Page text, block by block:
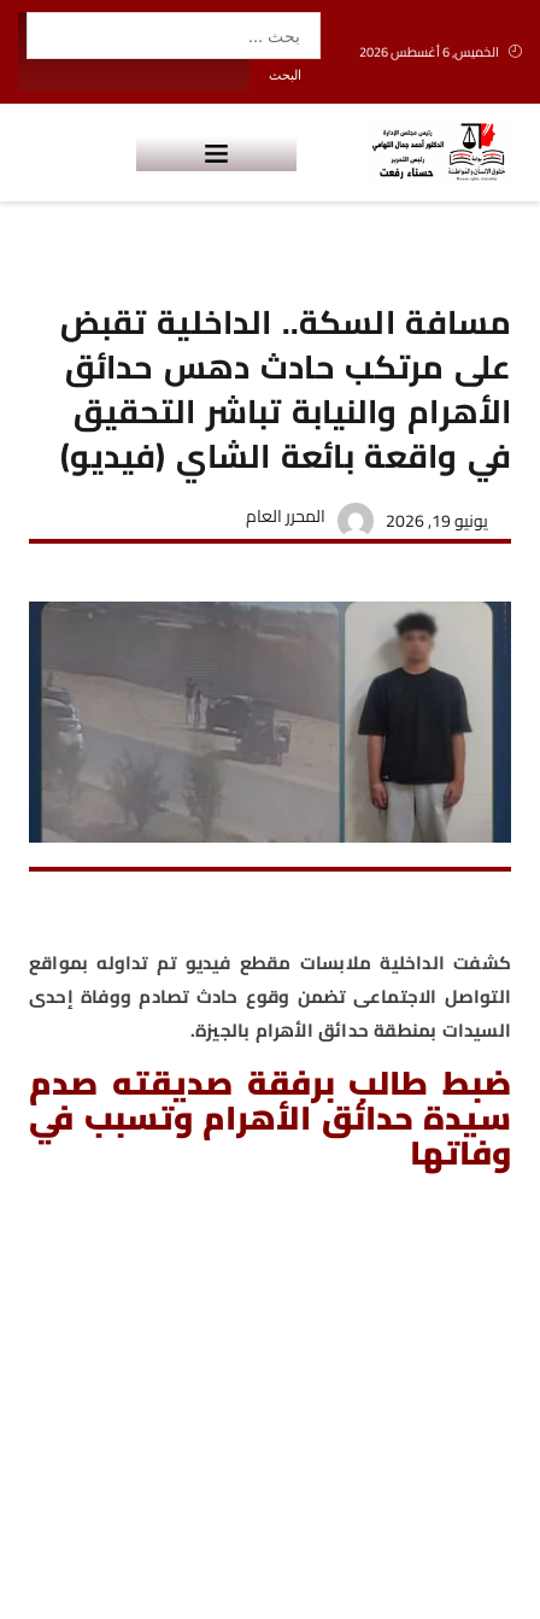
الخميس, 6 أغسطس 2026
مسافة السكة.. الداخلية تقبض
على مرتكب حادث دهس حدائق
الأهرام والنيابة تباشر التحقيق
في واقعة بائعة الشاي (فيديو)
يونيو 19, 2026 المحرر العام
كشفت الداخلية ملابسات مقطع فيديو تم تداوله بمواقع
التواصل الاجتماعى تضمن وقوع حادث تصادم ووفاة إحدى
السيدات بمنطقة حدائق الأهرام بالجيزة.
ضبط طالب برفقة صديقته صدم
سيدة حدائق الأهرام وتسبب في
وفاتها